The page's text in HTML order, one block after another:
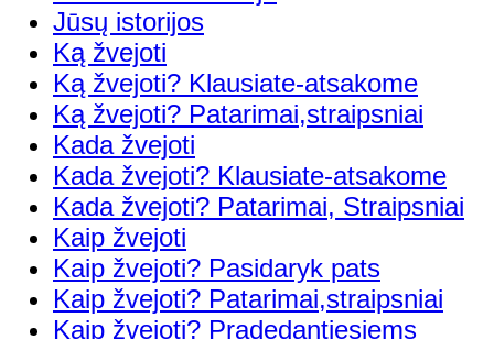
Jūsų istorijos
Ką žvejoti
Ką žvejoti? Klausiate-atsakome
Ką žvejoti? Patarimai,straipsniai
Kada žvejoti
Kada žvejoti? Klausiate-atsakome
Kada žvejoti? Patarimai, Straipsniai
Kaip žvejoti
Kaip žvejoti? Pasidaryk pats
Kaip žvejoti? Patarimai,straipsniai
Kaip žvejoti? Pradedantiesiems